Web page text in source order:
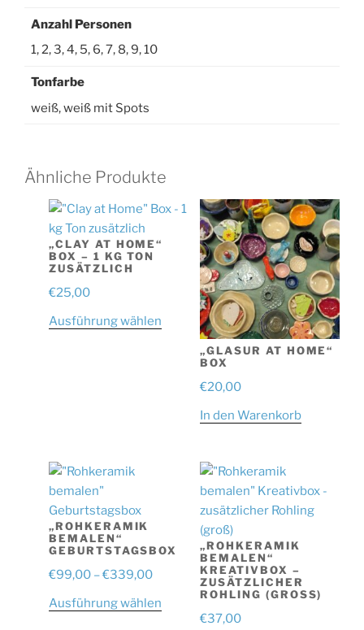
Anzahl Personen
1, 2, 3, 4, 5, 6, 7, 8, 9, 10
Tonfarbe
weiß, weiß mit Spots
Ähnliche Produkte
„CLAY AT HOME“
BOX – 1 KG TON
ZUSÄTZLICH
€25,00
Ausführung wählen Dieses
Produkt
mehrere
können
Produktseite
gewählt
werden
„GLASUR AT HOME“
BOX
€20,00
In den Warenkorb
„ROHKERAMIK
BEMALEN“
GEBURTSTAGSBOX
€99,00 –€339,00Preisspanne:
bis
Ausführung wählen Dieses
Produkt
„ROHKERAMIK
BEMALEN“
KREATIVBOX –
ZUSÄTZLICHER
ROHLING (GROSS)
€37,00